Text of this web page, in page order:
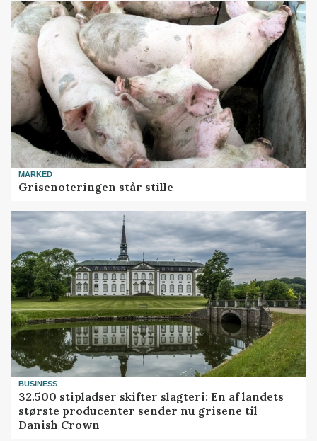
MARKED
Grisenoteringen står stille
BUSINESS
32.500 stipladser skifter slagteri: En af landets
største producenter sender nu grisene til
Danish Crown